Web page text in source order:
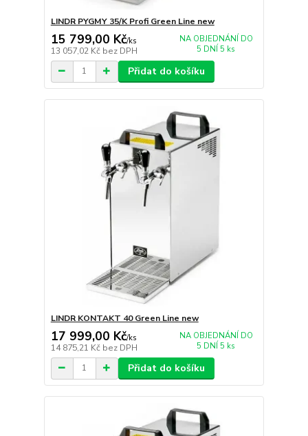
LINDR PYGMY 35/K Profi Green Line new
15 799,00 Kč/ks
13 057,02 Kč bez DPH
NA OBJEDNÁNÍ DO
5 DNÍ 5 ks
Přidat do košíku
LINDR KONTAKT 40 Green Line new
17 999,00 Kč/ks
14 875,21 Kč bez DPH
NA OBJEDNÁNÍ DO
5 DNÍ 5 ks
Přidat do košíku